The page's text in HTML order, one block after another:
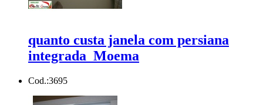
quanto custa janela com persiana
integrada Moema
Cod.:3695